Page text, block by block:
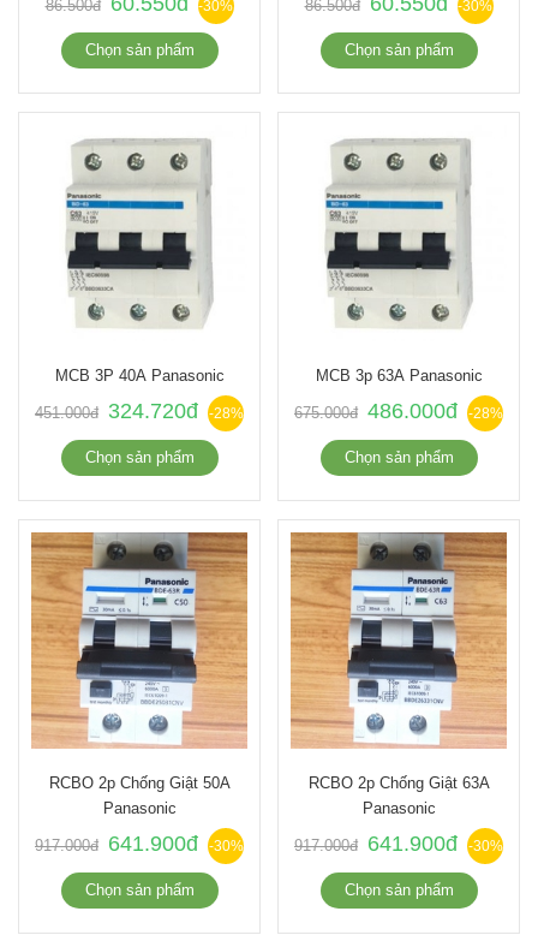
86.500đ -30%
Chọn sản phẩm
86.500đ -30%
Chọn sản phẩm
MCB 3P 40A Panasonic
451.000đ 324.720đ -28%
Chọn sản phẩm
MCB 3p 63A Panasonic
675.000đ 486.000đ -28%
Chọn sản phẩm
RCBO 2p Chống Giật 50A
Panasonic
917.000đ 641.900đ -30%
Chọn sản phẩm
RCBO 2p Chống Giật 63A
Panasonic
917.000đ 641.900đ -30%
Chọn sản phẩm